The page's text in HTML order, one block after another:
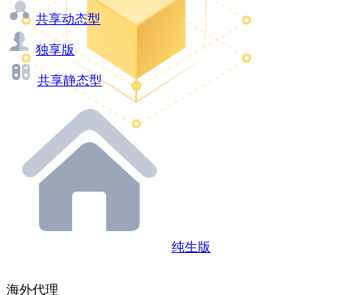
共享动态型
独享版
共享静态型
纯生版
海外代理